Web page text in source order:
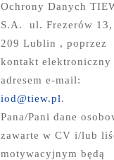
Ochrony Danych
S.A. ul. Frezerów 13,
209 Lublin , poprzez
kontakt elektroniczny
adresem e-mail:
iod@tiew.pl.
Pana/Pani dane
zawarte w CV i/lub
motywacyjnym będą